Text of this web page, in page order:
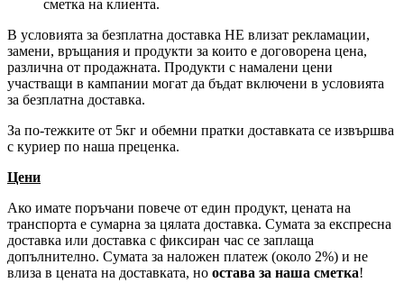
сметка на клиента.
В условията за безплатна доставка НЕ влизат рекламации,
замени, връщания и продукти за които е договорена цена,
различна от продажната. Продукти с намалени цени
участващи в кампании могат да бъдат включени в условията
за безплатна доставка.
За по-тежките от 5кг и обемни пратки доставката се извършва
с куриер по наша преценка.
Цени
Ако имате поръчани повече от един продукт, цената на
транспорта е сумарна за цялата доставка. Сумата за експресна
доставка или доставка с фиксиран час се заплаща
допълнително. Сумата за наложен платеж (около 2%) и не
влиза в цената на доставката, но остава за наша сметка!